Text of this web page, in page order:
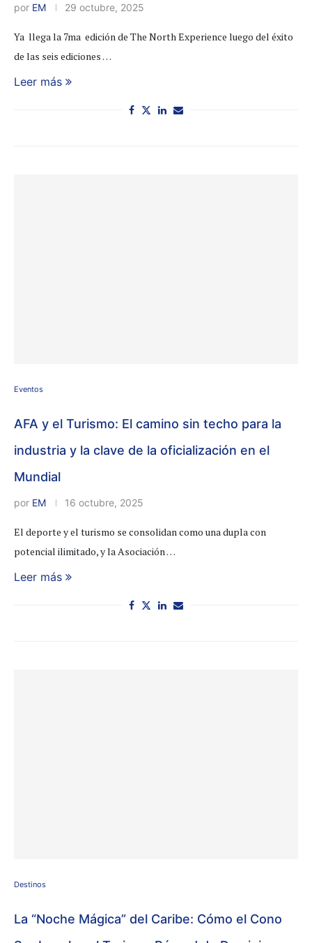
por EM 29 octubre, 2025
Ya llega la 7ma edición de The North Experience luego del éxito
de las seis ediciones …
Leer más
Eventos
AFA y el Turismo: El camino sin techo para la
industria y la clave de la oficialización en el
Mundial
por EM 16 octubre, 2025
El deporte y el turismo se consolidan como una dupla con
potencial ilimitado, y la Asociación …
Leer más
Destinos
La “Noche Mágica” del Caribe: Cómo el Cono